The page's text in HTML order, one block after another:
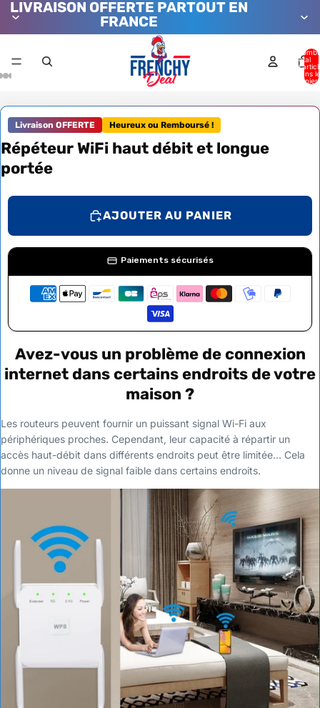
LIVRAISON OFFERTE PARTOUT EN
FRANCE
total
dans le
Livraison OFFERTE Heureux ou Remboursé !
Répéteur WiFi haut débit et longue
portée
AJOUTER AU PANIER
Paiements sécurisés
Avez-vous un problème de connexion
internet dans certains endroits de votre
maison ?
Les routeurs peuvent fournir un puissant signal Wi-Fi aux
périphériques proches. Cependant, leur capacité à répartir un
accès haut-débit dans différents endroits peut être limitée... Cela
donne un niveau de signal faible dans certains endroits.